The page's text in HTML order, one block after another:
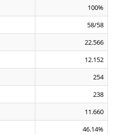
100%
58/58
22.566
12.152
254
238
11.660
46.14%